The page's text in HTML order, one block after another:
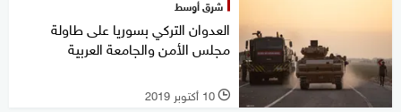
شرق أوسط
العدوان التركي بسوريا على طاولة
مجلس الأمن والجامعة العربية
l 10 أكتوبر 2019